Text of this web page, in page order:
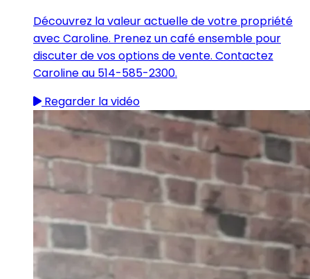
Découvrez la valeur actuelle de votre propriété
avec Caroline. Prenez un café ensemble pour
discuter de vos options de vente. Contactez
Caroline au 514-585-2300.
Regarder la vidéo